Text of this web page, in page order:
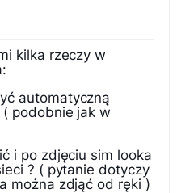
kilka rzeczy w
automatyczną
podobnie jak w
i po zdjęciu sim looka
? ( pytanie dotyczy
można zdjąć od ręki )